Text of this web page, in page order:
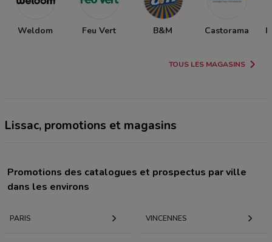
Weldom Feu Vert B&M Castorama
TOUS LES MAGASINS
Lissac, promotions et magasins
Promotions des catalogues et prospectus par ville
dans les environs
PARIS VINCENNES